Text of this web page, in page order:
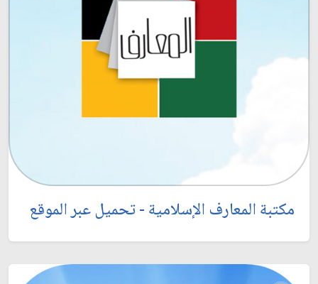
مكتبة المعارف الإسلامية - تحميل عبر الموقع